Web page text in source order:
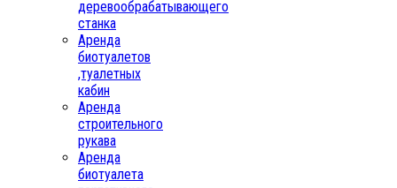
деревообрабатывающего
станка
Аренда
биотуалетов
,туалетных
кабин
Аренда
строительного
рукава
Аренда
биотуалета